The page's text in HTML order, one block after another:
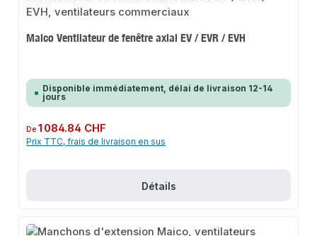
Maico Ventilateur de fenêtre axial EV / EVR / EVH
Disponible immédiatement, délai de livraison 12-14
jours
Prix régulier :
De1 084.84 CHF
Prix TTC, frais de livraison en sus
Détails